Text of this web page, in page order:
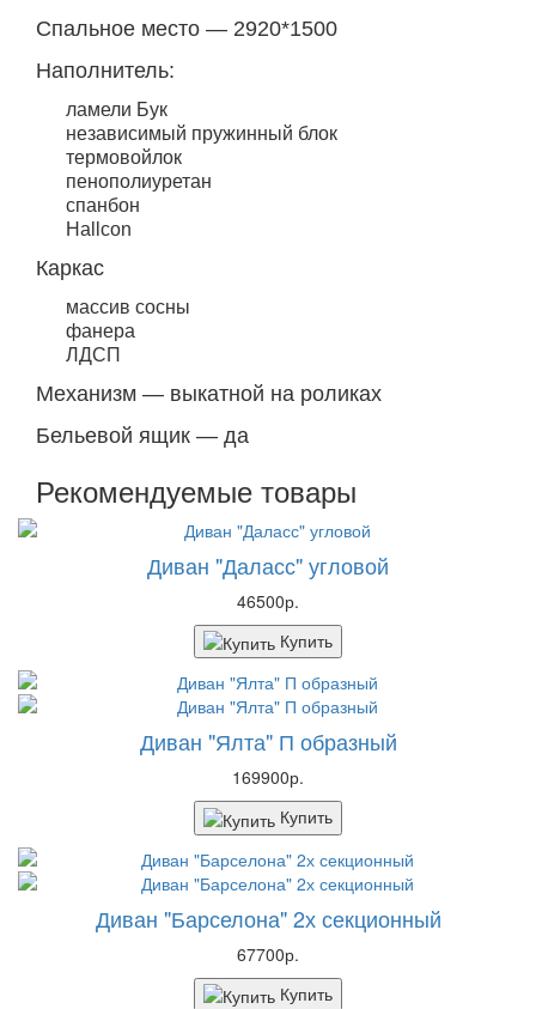
Спальное место — 2920*1500
Наполнитель:
ламели Бук
независимый пружинный блок
термовойлок
пенополиуретан
спанбон
Hallcon
Каркас
массив сосны
фанера
ЛДСП
Механизм — выкатной на роликах
Бельевой ящик — да
Рекомендуемые товары
Диван "Даласс" угловой
46500р.
Купить
Диван "Ялта" П образный
169900р.
Купить
Диван "Барселона" 2х секционный
67700р.
Купить